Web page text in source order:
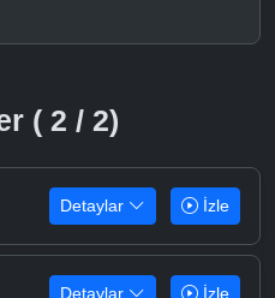
( 2 / 2)
Detaylar İzle
Detaylar İzle